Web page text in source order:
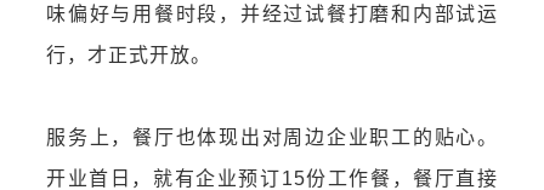
味偏好与用餐时段，并经过试餐打磨和内部试运
行，才正式开放。
服务上，餐厅也体现出对周边企业职工的贴心。
开业首日，就有企业预订15份工作餐，餐厅直接